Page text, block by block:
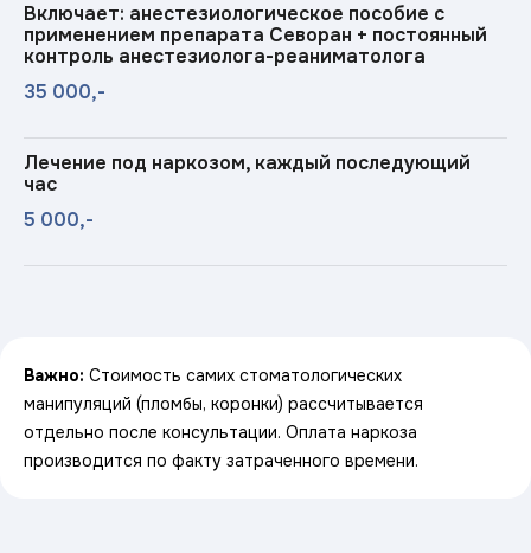
Включает: анестезиологическое пособие с
применением препарата Севоран + постоянный
контроль анестезиолога-реаниматолога
35 000,-
Лечение под наркозом, каждый последующий
час
5 000,-
Важно: Стоимость самих стоматологических
манипуляций (пломбы, коронки) рассчитывается
отдельно после консультации. Оплата наркоза
производится по факту затраченного времени.